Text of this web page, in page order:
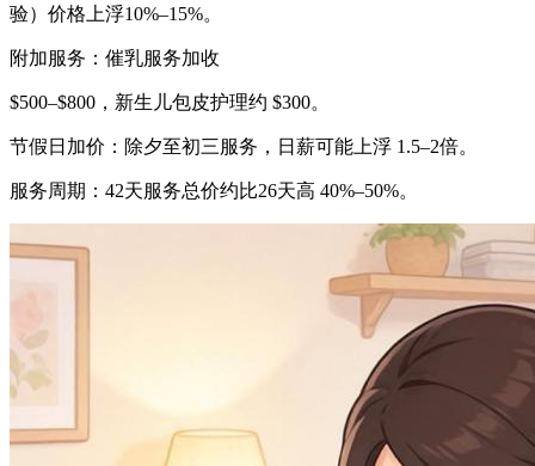
验）价格上浮10%–15%。
附加服务：催乳服务加收
$500–$800，新生儿包皮护理约 $300。
节假日加价：除夕至初三服务，日薪可能上浮 1.5–2倍。
服务周期：42天服务总价约比26天高 40%–50%。